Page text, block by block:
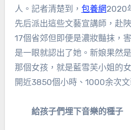
人。記者清楚到， 包養網2020
先后派出這些文藝宣講師，赴
17個省郊但即便是濃妝豔抹，
是一眼就認出了她。新娘果然
那個女孩，就是藍雪芙小姐的
開近3850個小時、1000余次文
給孩子們埋下音樂的種子